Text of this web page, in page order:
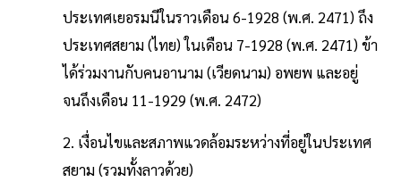
ประเทศเยอรมนีในราวเดือน 6-1928 (พ.ศ. 2471) ถึง
ประเทศสยาม (ไทย) ในเดือน 7-1928 (พ.ศ. 2471) ข้า
ได้ร่วมงานกับคนอานาม (เวียดนาม) อพยพ และอยู่
จนถึงเดือน 11-1929 (พ.ศ. 2472)
2. เงื่อนไขและสภาพแวดล้อมระหว่างที่อยู่ในประเทศ
สยาม (รวมทั้งลาวด้วย)